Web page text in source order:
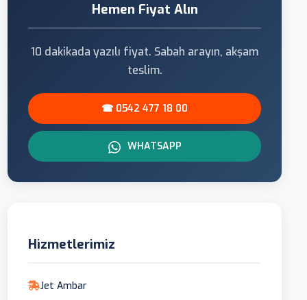
Hemen Fiyat Alın
10 dakikada yazılı fiyat. Sabah arayın, akşam
teslim.
☎ 0542 477 18 00
WHATSAPP
Hizmetlerimiz
Jet Ambar